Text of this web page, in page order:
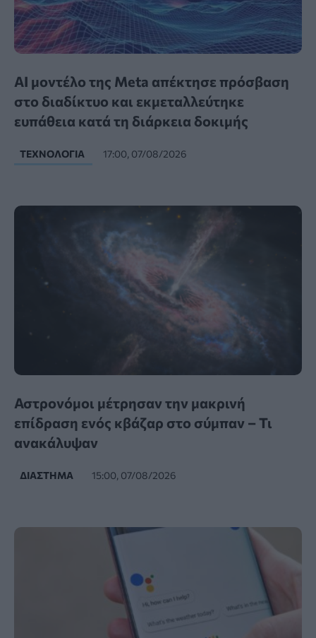
AI μοντέλο της Meta απέκτησε πρόσβαση
στο διαδίκτυο και εκμεταλλεύτηκε
ευπάθεια κατά τη διάρκεια δοκιμής
ΤΕΧΝΟΛΟΓΊΑ 17:00, 07/08/2026
Αστρονόμοι μέτρησαν την μακρινή
επίδραση ενός κβάζαρ στο σύμπαν – Τι
ανακάλυψαν
ΔΙΆΣΤΗΜΑ 15:00, 07/08/2026